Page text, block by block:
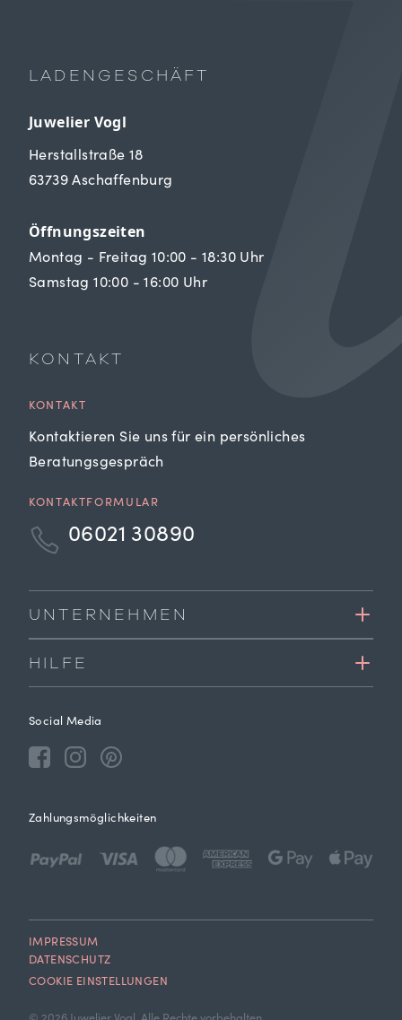
LADENGESCHÄFT
Juwelier Vogl
Herstallstraße 18
63739 Aschaffenburg
Öffnungszeiten
Montag - Freitag 10:00 - 18:30 Uhr
Samstag 10:00 - 16:00 Uhr
KONTAKT
KONTAKT
Kontaktieren Sie uns für ein persönliches
Beratungsgespräch
KONTAKTFORMULAR
06021 30890
UNTERNEHMEN
HILFE
Social Media
Zahlungsmöglichkeiten
IMPRESSUM
DATENSCHUTZ
COOKIE EINSTELLUNGEN